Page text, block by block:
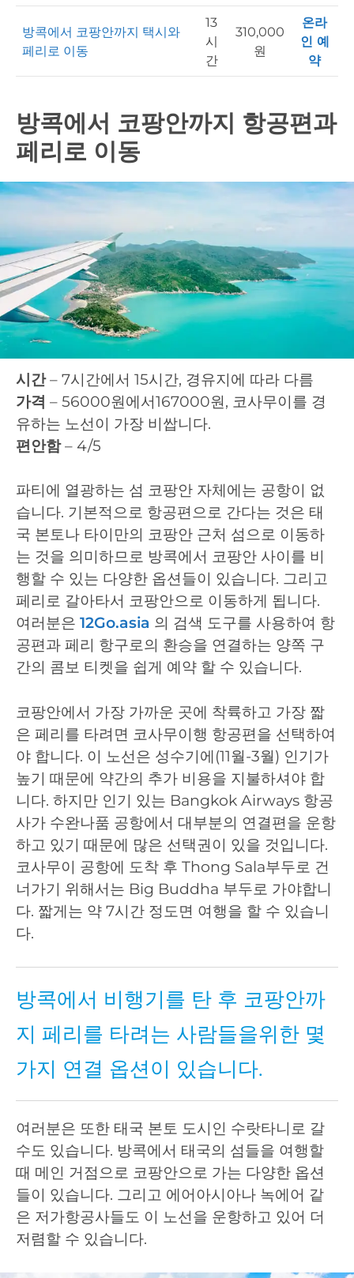
방콕에서 코팡안까지 택시와
페리로 이동
13
시
간
310,000
원
온라
인 예
약
방콕에서 코팡안까지 항공편과
페리로 이동
시간– 7시간에서 15시간, 경유지에 따라 다름
가격 – 56000원에서167000원, 코사무이를 경
유하는 노선이 가장 비쌉니다.
편안함– 4/5
파티에 열광하는 섬 코팡안 자체에는 공항이 없
습니다. 기본적으로 항공편으로 간다는 것은 태
국 본토나 타이만의 코팡안 근처 섬으로 이동하
는 것을 의미하므로 방콕에서 코팡안 사이를 비
행할 수 있는 다양한 옵션들이 있습니다. 그리고
페리로 갈아타서 코팡안으로 이동하게 됩니다.
여러분은 12Go.asia 의 검색 도구를 사용하여 항
공편과 페리 항구로의 환승을 연결하는 양쪽 구
간의 콤보 티켓을 쉽게 예약 할 수 있습니다.
코팡안에서 가장 가까운 곳에 착륙하고 가장 짧
은 페리를 타려면 코사무이행 항공편을 선택하여
야 합니다. 이 노선은 성수기에(11월-3월) 인기가
높기 때문에 약간의 추가 비용을 지불하셔야 합
니다. 하지만 인기 있는 Bangkok Airways 항공
사가 수완나품 공항에서 대부분의 연결편을 운항
하고 있기 때문에 많은 선택권이 있을 것입니다.
코사무이 공항에 도착 후 Thong Sala부두로 건
너가기 위해서는 Big Buddha 부두로 가야합니
다. 짧게는 약 7시간 정도면 여행을 할 수 있습니
다.
방콕에서 비행기를 탄 후 코팡안까
지 페리를 타려는 사람들을위한 몇
가지 연결 옵션이 있습니다.
여러분은 또한 태국 본토 도시인 수랏타니로 갈
수도 있습니다. 방콕에서 태국의 섬들을 여행할
때 메인 거점으로 코팡안으로 가는 다양한 옵션
들이 있습니다. 그리고 에어아시아나 녹에어 같
은 저가항공사들도 이 노선을 운항하고 있어 더
저렴할 수 있습니다.